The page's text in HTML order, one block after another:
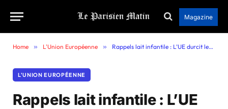
Magazine
Home » L'Union Européenne » Rappels lait infantile : L’UE durcit les contrôles sur les composants chinois Bruxelles 2026
L'UNION EUROPÉENNE
Rappels lait infantile : L’UE